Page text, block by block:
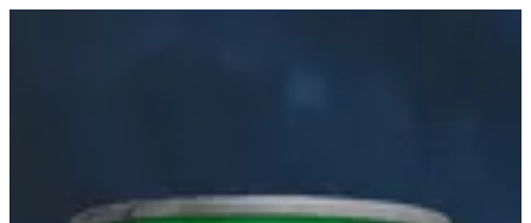
كينزا ليمون | مطعم برياني اكسبرس